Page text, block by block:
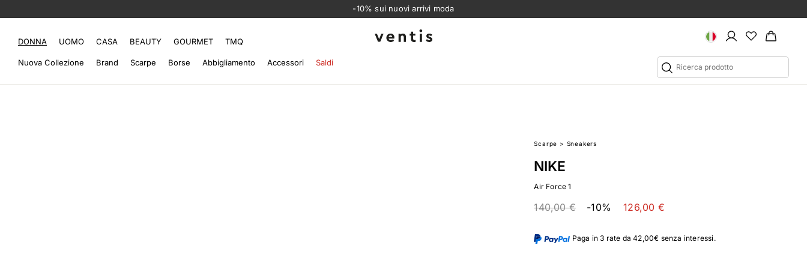
-10% sui nuovi arrivi moda
Ventis
DONNA UOMO CASA BEAUTY GOURMET TMQ
Nuova Collezione Brand Scarpe Borse Abbigliamento Accessori Saldi
Scarpe > Sneakers
NIKE
Air Force 1
140,00 € -10% 126,00 €
Paga in 3 rate da 42,00€ senza interessi.